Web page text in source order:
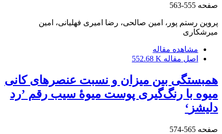
صفحه 555-563
پروین رستم پور، امین صالحی، رضا امیری فهلیانی، امین
میرشکاری
مشاهده مقاله
اصل مقاله 552.68 K
همبستگی بین میزان و نسبت عنصرهای کانی
میوه با رنگ‌گیری پوست میوۀ سیب رقم ʼرد
دلیشزʻ
صفحه 565-574